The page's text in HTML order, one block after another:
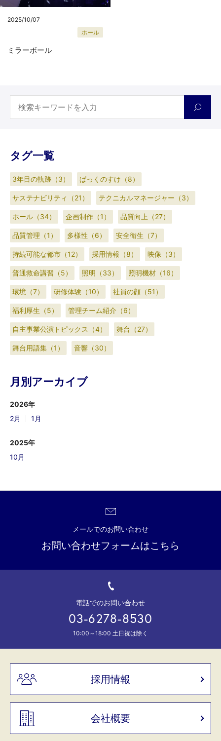
2025/10/07
ホール
ミラーボール
タグ一覧
3年目の軌跡（3） ぱっくのすけ（8）
サステナビリティ（21） テクニカルマネージャー（3）
ホール（34） 企画制作（1） 品質向上（27）
品質管理（1） 多様性（6） 安全衛生（7）
持続可能な都市（12） 採用情報（8） 映像（3）
普通救命講習（5） 照明（33） 照明機材（16）
環境（7） 研修体験（10） 社員の顔（51）
福利厚生（5） 管理チーム紹介（6）
自主事業公演トピックス（4） 舞台（27）
舞台用語集（1） 音響（30）
月別アーカイブ
2026年
2月
1月
2025年
10月
メールでのお問い合わせ
お問い合わせフォームはこちら
電話でのお問い合わせ
03-6278-8530
10:00～18:00 土日祝は除く
採用情報
会社概要